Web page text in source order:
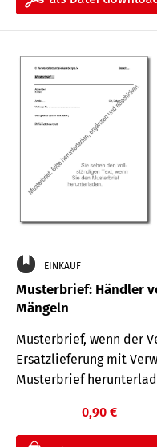
EINKAUF
Musterbrief: Händler
Mängeln
Musterbrief, wenn der
Ersatzlieferung mit
Musterbrief
0,90 €